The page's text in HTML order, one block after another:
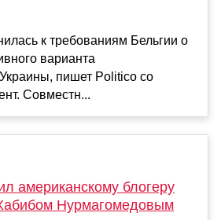
к требованиям Бельгии о
варианта
пишет Politico со
Совместн...
американскому блогеру
Нурмагомедовым